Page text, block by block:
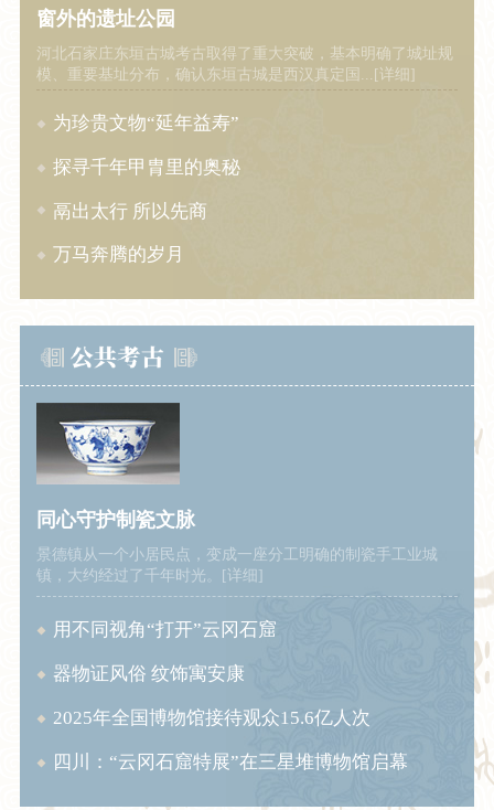
窗外的遗址公园
河北石家庄东垣古城考古取得了重大突破，基本明确了城址规
模、重要基址分布，确认东垣古城是西汉真定国...[详细]
为珍贵文物“延年益寿”
探寻千年甲胄里的奥秘
鬲出太行 所以先商
万马奔腾的岁月
同心守护制瓷文脉
景德镇从一个小居民点，变成一座分工明确的制瓷手工业城
镇，大约经过了千年时光。[详细]
用不同视角“打开”云冈石窟
器物证风俗 纹饰寓安康
2025年全国博物馆接待观众15.6亿人次
四川：“云冈石窟特展”在三星堆博物馆启幕